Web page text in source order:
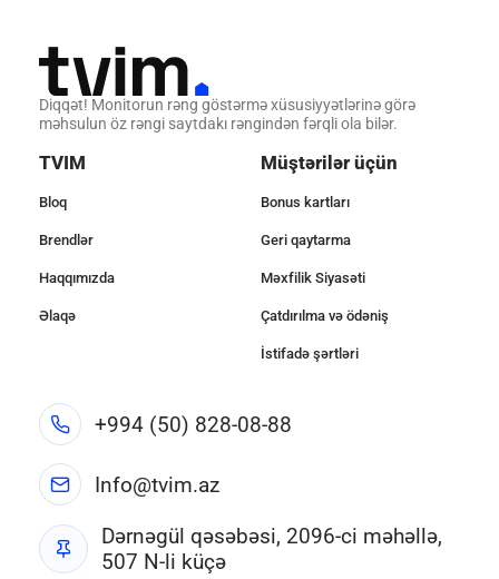
Diqqət! Monitorun rəng göstərmə xüsusiyyətlərinə görə
məhsulun öz rəngi saytdakı rəngindən fərqli ola bilər.
TVIM
Bloq
Brendlər
Haqqımızda
Əlaqə
Müştərilər üçün
Bonus kartları
Geri qaytarma
Məxfilik Siyasəti
Çatdırılma və ödəniş
İstifadə şərtləri
+994 (50) 828-08-88
Info@tvim.az
Dərnəgül qəsəbəsi, 2096-ci məhəllə,
507 N-li küçə